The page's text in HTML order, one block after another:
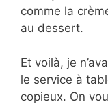
comme la
au dessert.
Et voilà, je
le service à
copieux. On